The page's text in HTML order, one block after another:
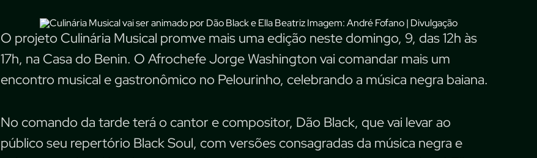
Imagem: André Fofano | Divulgação
O projeto Culinária Musical promve mais uma edição neste domingo, 9, das 12h às
17h, na Casa do Benin. O Afrochefe Jorge Washington vai comandar mais um
encontro musical e gastronômico no Pelourinho, celebrando a música negra baiana.
No comando da tarde terá o cantor e compositor, Dão Black, que vai levar ao
público seu repertório Black Soul, com versões consagradas da música negra e